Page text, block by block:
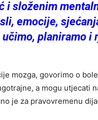
i složenim
emocije,
planiramo i
mozga, govorimo o
a mogu utjecati
je za pravovremenu